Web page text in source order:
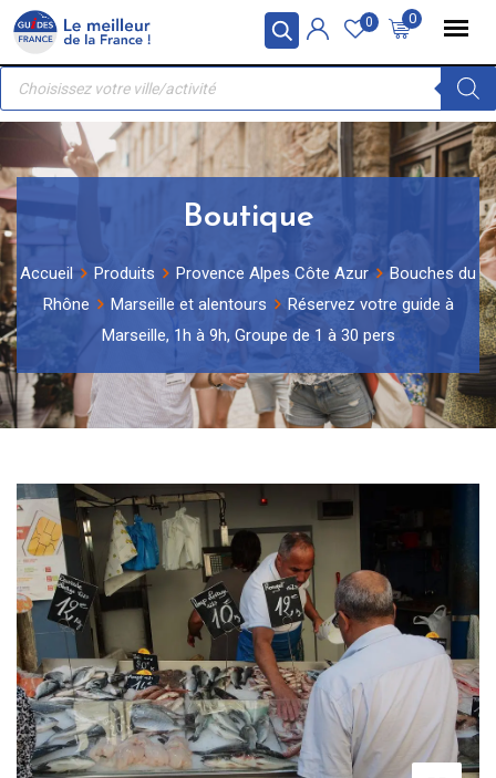
Panneau de gestion des cookies
Skip
content
0
0
Recherche
produits
Boutique
Accueil Produits Provence Alpes Côte Azur
Bouches du
Rhône
Marseille et alentours
Réservez votre guide à
Marseille, 1h à 9h, Groupe de 1 à 30 pers